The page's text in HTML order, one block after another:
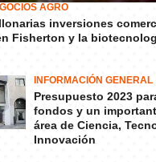
AGRO
inversiones
Fisherton y la
INFORMACIÓN GENERAL
Presupuesto 2023
fondos y un
área de Ciencia,
Innovación